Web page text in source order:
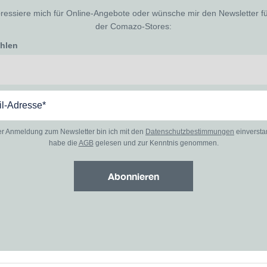
mich für Online-Angebote oder wünsche mir den Newsletter
der Comazo-Stores:
Anmeldung zum Newsletter bin ich mit den Datenschutzbestimmungen
habe die AGBgelesen und zur Kenntnis genommen.
Abonnieren